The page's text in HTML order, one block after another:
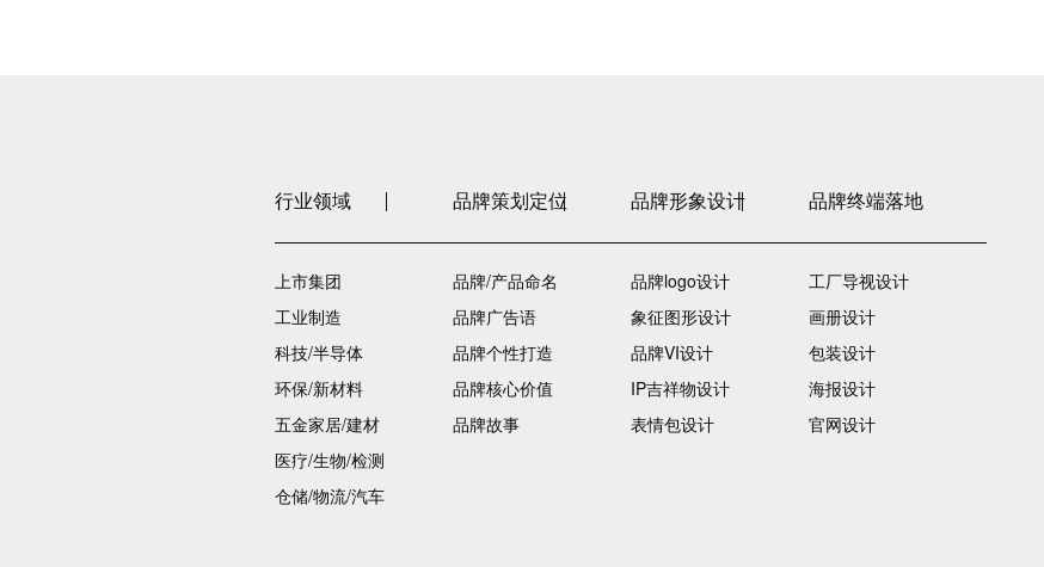
行业领域
上市集团
工业制造
科技/半导体
环保/新材料
五金家居/建材
医疗/生物/检测
仓储/物流/汽车
品牌策划定位
品牌/产品命名
品牌广告语
品牌个性打造
品牌核心价值
品牌故事
品牌形象设计
品牌logo设计
象征图形设计
品牌VI设计
IP吉祥物设计
表情包设计
品牌终端落地
工厂导视设计
画册设计
包装设计
海报设计
官网设计